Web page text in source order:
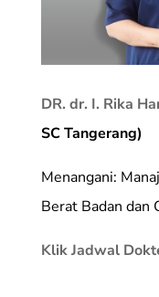
DR. dr. I. Rika
SC Tangerang)
Menangani:
Berat Badan dan
Klik Jadwal